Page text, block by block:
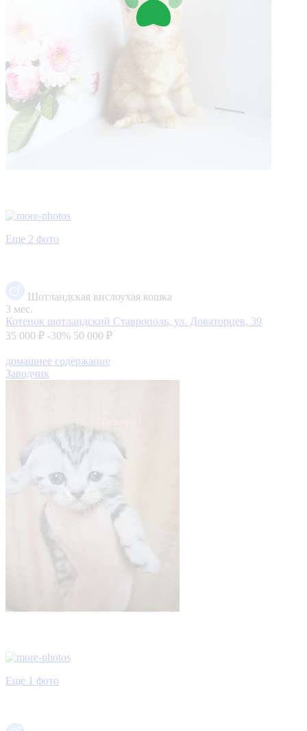
Еще 2 фото
Шотландская вислоухая кошка
3 мес.
Котенок шотландский Ставрополь, ул. Доваторцев, 39
35 000 ₽ -30% 50 000 ₽
домашнее содержание
Заводчик
Еще 1 фото